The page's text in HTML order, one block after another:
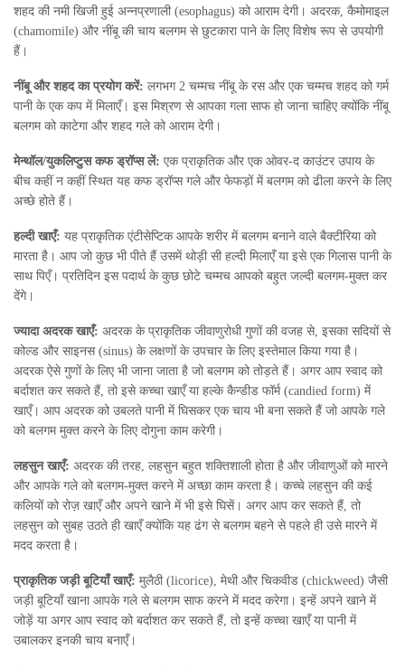
शहद की नमी खिजी हुई अन्नप्रणाली (esophagus) को आराम देगी। अदरक, कैमोमाइल
(chamomile) और नींबू की चाय बलगम से छुटकारा पाने के लिए विशेष रूप से उपयोगी
हैं।
नींबू और शहद का प्रयोग करें: लगभग 2 चम्मच नींबू के रस और एक चम्मच शहद को गर्म
पानी के एक कप में मिलाएँ। इस मिश्रण से आपका गला साफ हो जाना चाहिए क्योंकि नींबू
बलगम को काटेगा और शहद गले को आराम देगी।
मेन्थॉल/युकलिप्टुस कफ ड्रॉप्स लें: एक प्राकृतिक और एक ओवर-द काउंटर उपाय के
बीच कहीं न कहीं स्थित यह कफ ड्रॉप्स गले और फेफड़ों में बलगम को ढीला करने के लिए
अच्छे होते हैं।
हल्दी खाएँ: यह प्राकृतिक एंटीसेप्टिक आपके शरीर में बलगम बनाने वाले बैक्टीरिया को
मारता है। आप जो कुछ भी पीते हैं उसमें थोड़ी सी हल्दी मिलाएँ या इसे एक गिलास पानी के
साथ पिएँ। प्रतिदिन इस पदार्थ के कुछ छोटे चम्मच आपको बहुत जल्दी बलगम-मुक्त कर
देंगे।
ज्यादा अदरक खाएँ: अदरक के प्राकृतिक जीवाणुरोधी गुणों की वजह से, इसका सदियों से
कोल्ड और साइनस (sinus) के लक्षणों के उपचार के लिए इस्तेमाल किया गया है।
अदरक ऐसे गुणों के लिए भी जाना जाता है जो बलगम को तोड़ते हैं। अगर आप स्वाद को
बर्दाशत कर सकते हैं, तो इसे कच्चा खाएँ या हल्के कैन्डीड फॉर्म (candied form) में
खाएँ। आप अदरक को उबलते पानी में घिसकर एक चाय भी बना सकते हैं जो आपके गले
को बलगम मुक्त करने के लिए दोगुना काम करेगी।
लहसुन खाएँ: अदरक की तरह, लहसुन बहुत शक्तिशाली होता है और जीवाणुओं को मारने
और आपके गले को बलगम-मुक्त करने में अच्छा काम करता है। कच्चे लहसुन की कई
कलियों को रोज़ खाएँ और अपने खाने में भी इसे घिसें। अगर आप कर सकते हैं, तो
लहसुन को सुबह उठते ही खाएँ क्योंकि यह ढंग से बलगम बहने से पहले ही उसे मारने में
मदद करता है।
प्राकृतिक जड़ी बूटियाँ खाएँ: मुलैठी (licorice), मेथी और चिकवीड (chickweed) जैसी
जड़ी बूटियाँ खाना आपके गले से बलगम साफ करने में मदद करेगा। इन्हें अपने खाने में
जोड़ें या अगर आप स्वाद को बर्दाशत कर सकते हैं, तो इन्हें कच्चा खाएँ या पानी में
उबालकर इनकी चाय बनाएँ।